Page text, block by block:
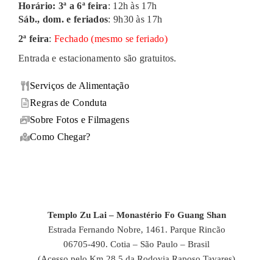
Templo Zu Lai – Monastério Fo Guang Shan
Estrada Fernando Nobre, 1461. Parque Rincão
06705-490. Cotia – São Paulo – Brasil
Horário: 3ª a 6ª feira: 12h às 17h
Sáb., dom. e feriados: 9h30 às 17h
2ª feira:Fechado (mesmo se feriado)
Entrada e estacionamento são gratuitos.
Serviços de Alimentação
Regras de Conduta
Sobre Fotos e Filmagens
Como Chegar?